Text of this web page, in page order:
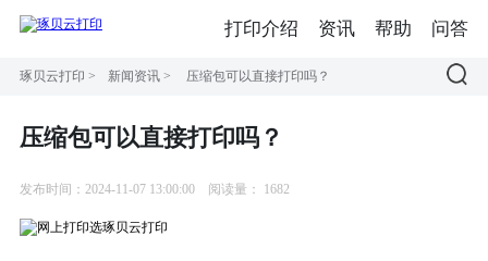
琢贝云打印 > 新闻资讯 > 压缩包可以直接打印吗？
压缩包可以直接打印吗？
发布时间：2024-11-07 13:00:00 阅读量： 1682
打印介绍 资讯 帮助 问答